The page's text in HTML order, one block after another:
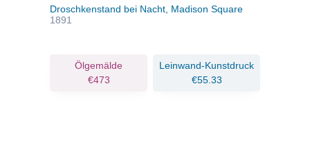
Droschkenstand bei Nacht, Madison Square
1891
Ölgemälde
€473
Leinwand-Kunstdruck
€55.33